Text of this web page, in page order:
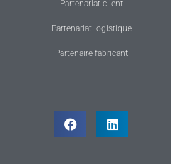
Partenariat client
Partenariat logistique
Partenaire fabricant